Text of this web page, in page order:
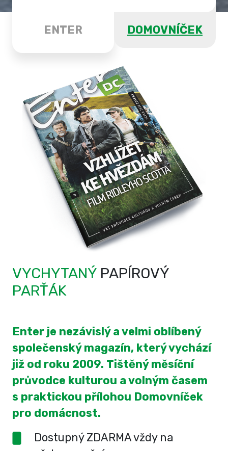
ENTER DOMOVNÍČEK
VYCHYTANÝ PAPÍROVÝ
PARŤÁK
Enter je nezávislý a velmi oblíbený
společenský magazín, který vychází
již od roku 2009. Tištěný měsíční
průvodce kulturou a volným časem
s praktickou přílohou Domovníček
pro domácnost.
Dostupný ZDARMA vždy na